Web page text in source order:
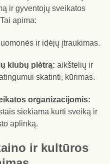
ir gyventojų sveikatos
apima:
ir idėjų įtraukimas.
klubų plėtrą: aikštelių ir
skatinti, kūrimas.
organizacijomis:
siekiama kurti sveiką ir
aplinką.
ir kultūros